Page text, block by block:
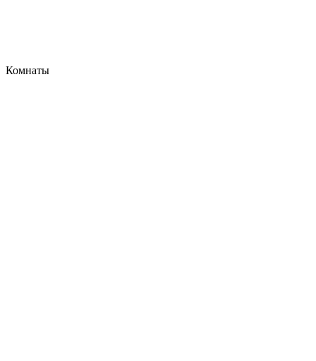
Комнаты